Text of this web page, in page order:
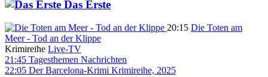
Das Erste
20:15 Die Toten am
Meer - Tod an der Klippe
Krimireihe Live-TV
21:45 Tagesthemen Nachrichten
22:05 Der Barcelona-Krimi Krimireihe, 2025